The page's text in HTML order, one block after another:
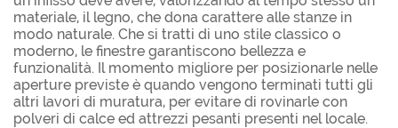
materiale, il legno, che dona carattere alle stanze in
modo naturale. Che si tratti di uno stile classico o
moderno, le finestre garantiscono bellezza e
funzionalità. Il momento migliore per posizionarle nelle
aperture previste è quando vengono terminati tutti gli
altri lavori di muratura, per evitare di rovinarle con
polveri di calce ed attrezzi pesanti presenti nel locale.